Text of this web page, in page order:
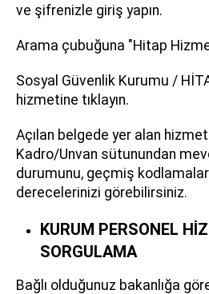
ve şifrenizle giriş yapın.
Arama çubuğuna "Hitap
Sosyal Güvenlik Kurumu /
hizmetine tıklayın.
Açılan belgede yer alan
Kadro/Unvan sütunundan
durumunu, geçmiş
derecelerinizi görebilirsiniz.
KURUM PERSONEL
SORGULAMA
Bağlı olduğunuz bakanlığa